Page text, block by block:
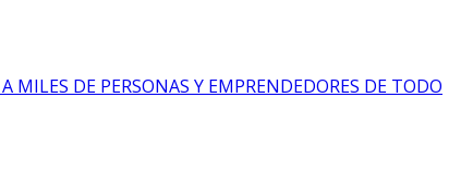
DE PERSONAS Y EMPRENDEDORES DE TODO